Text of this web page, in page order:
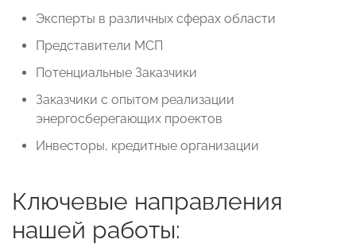
Эксперты в различных сферах области
Представители МСП
Потенциальные Заказчики
Заказчики с опытом реализации
энергосберегающих проектов
Инвесторы, кредитные организации
Ключевые направления
нашей работы: